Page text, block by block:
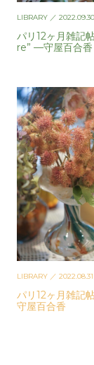
LIBRARY ／ 2022.09.30
パリ12ヶ月雑記
re” —守屋百合香
LIBRARY ／ 2022.08.31
パリ12ヶ月雑記
守屋百合香